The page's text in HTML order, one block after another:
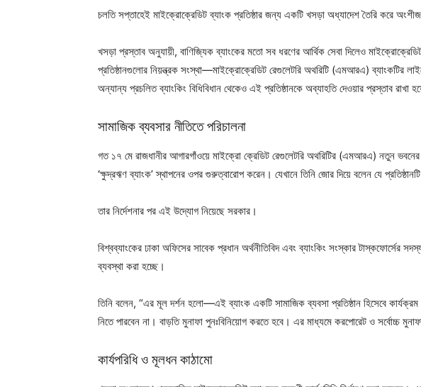
চলতি সপ্তাহেই মাইক্রোক্রেডিট ব্যাংক প্রতিষ্ঠার জন্য একটি খসড়া অধ্যাদেশ তৈরি করে
খসড়া প্রস্তাব অনুযায়ী, বাণিজ্যিক ব্যাংকের মতো সব ধরণের আর্থিক সেবা দিলেও মাইক্রোক্রেডিট
প্রতিষ্ঠানগুলোর নিয়ন্ত্রক সংস্থা—মাইক্রোক্রেডিট রেগুলেটরি অথরিটি (এমআরএ) ব্যাংকটির
অন্যান্য প্রচলিত ব্যাংকিং বিধিবিধান থেকেও এই প্রতিষ্ঠানকে অব্যাহতি দেওয়ার প্রস্তাব
সামাজিক ব্যবসার নীতিতে পরিচালনা
গত ১৭ মে রাজধানীর আগারগাঁওয়ে মাইক্রো ক্রেডিট রেগুলেটরি অথরিটির (এমআরএ) নতুন
‘ক্ষুদ্রঋণ ব্যাংক’ স্থাপনের ওপর গুরুত্বারোপ করেন। যেখানে তিনি জোর দিয়ে বলেন যে
তার নির্দেশনার পর এই উদ্যোগ নিয়েছে সরকার।
বিশ্বব্যাংকের ঢাকা অফিসের সাবেক প্রধান অর্থনীতিবিদ এবং ব্যাংকিং সংস্কার টাস্কফোর্সের
ব্যবস্থা করা হচ্ছে।
তিনি বলেন, “এর মূল দর্শন হলো—এই ব্যাংক একটি সামাজিক ব্যবসা প্রতিষ্ঠান হিসেবে কার্যক্রম
নিতে পারবেন না। বাড়তি মুনাফা পুনঃবিনিয়োগ করতে হবে। এর মাধ্যমে করপোরেট ও সর্বোচ্চ
কার্যপরিধি ও মূলধন কাঠামো